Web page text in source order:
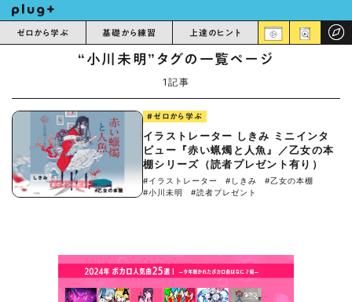
ゼロから学ぶ 基礎から練習 上達のヒント
“小川未明”タグの一覧ページ
1記事
#ゼロから学ぶ
イラストレーター しきみ ミニインタ
ビュー『赤い蝋燭と人魚』／乙女の本
棚シリーズ（読者プレゼント有り）
#イラストレーター #しきみ
#乙女の本棚
#小川未明
#読者プレゼント